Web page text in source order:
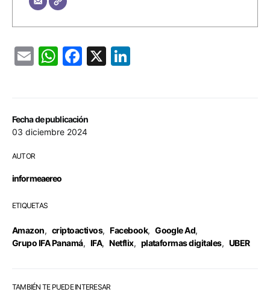
Fecha de publicación
03 diciembre 2024
AUTOR
informeaereo
ETIQUETAS
Amazon, criptoactivos, Facebook, Google Ad,
Grupo IFA Panamá, IFA, Netflix, plataformas digitales, UBER
EmailWhatsApp
Facebook
X
TAMBIÉN TE PUEDE INTERESAR